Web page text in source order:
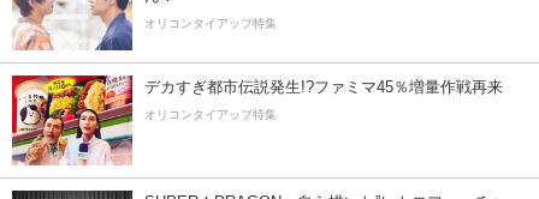
オリコンタイアップ特集
デカすぎ都市伝説発生!?ファミマ45％増量作戦再来
オリコンタイアップ特集